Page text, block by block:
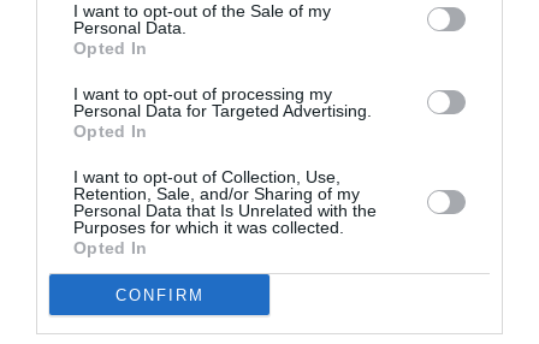
I want to opt-out of the Sale of my
Personal Data.
Opted In
I want to opt-out of processing my
Personal Data for Targeted Advertising.
Opted In
I want to opt-out of Collection, Use,
Retention, Sale, and/or Sharing of my
Personal Data that Is Unrelated with the
Purposes for which it was collected.
Opted In
CONFIRM
Elvio Pasca
Articolo precedente
Fini: “Multiculturalismo grande sfida per
Italia ed Europa”